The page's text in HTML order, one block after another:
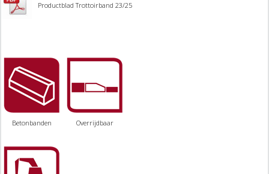
Productblad Trottoirband 23/25
Betonbanden Overrijdbaar